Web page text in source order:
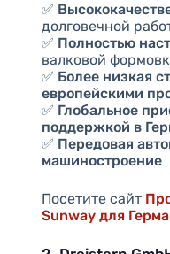
✅
долговечной
✅ Полностью
валковой
✅ Более низкая
европейскими
✅ Глобальное
поддержкой в
✅ Передовая
машиностроение
Посетите сайт
Sunway для